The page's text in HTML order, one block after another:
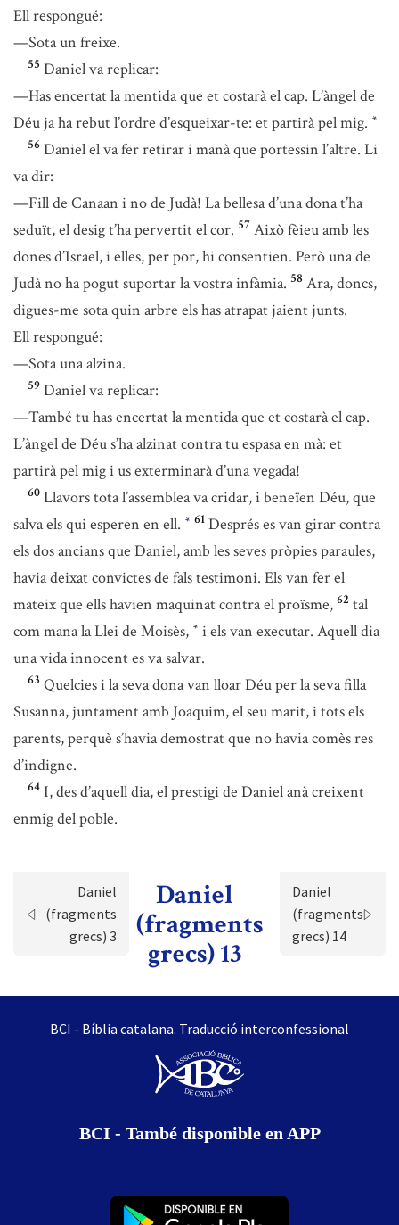
Ell respongué:
—Sota un freixe.
55 Daniel va replicar:
—Has encertat la mentida que et costarà el cap. L’àngel de
Déu ja ha rebut l’ordre d’esqueixar-te: et partirà pel mig. *
56 Daniel el va fer retirar i manà que portessin l’altre. Li
va dir:
—Fill de Canaan i no de Judà! La bellesa d’una dona t’ha
seduït, el desig t’ha pervertit el cor. 57 Això fèieu amb les
dones d’Israel, i elles, per por, hi consentien. Però una de
Judà no ha pogut suportar la vostra infàmia. 58 Ara, doncs,
digues-me sota quin arbre els has atrapat jaient junts.
Ell respongué:
—Sota una alzina.
59 Daniel va replicar:
—També tu has encertat la mentida que et costarà el cap.
L’àngel de Déu s’ha alzinat contra tu espasa en mà: et
partirà pel mig i us exterminarà d’una vegada!
60 Llavors tota l’assemblea va cridar, i beneïen Déu, que
salva els qui esperen en ell. * 61 Després es van girar contra
els dos ancians que Daniel, amb les seves pròpies paraules,
havia deixat convictes de fals testimoni. Els van fer el
mateix que ells havien maquinat contra el proïsme, 62 tal
com mana la Llei de Moisès, * i els van executar. Aquell dia
una vida innocent es va salvar.
63 Quelcies i la seva dona van lloar Déu per la seva filla
Susanna, juntament amb Joaquim, el seu marit, i tots els
parents, perquè s’havia demostrat que no havia comès res
d’indigne.
64 I, des d’aquell dia, el prestigi de Daniel anà creixent
enmig del poble.
Daniel
(fragments
grecs) 3
Daniel
(fragments
grecs) 13
Daniel
(fragments
grecs) 14
BCI - Bíblia catalana. Traducció interconfessional
BCI - També disponible en APP